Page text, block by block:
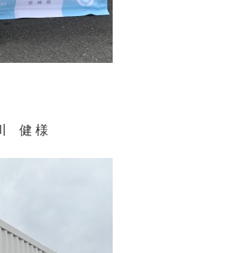
健 様